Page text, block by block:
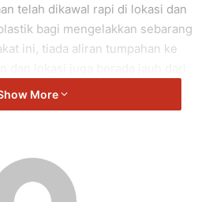
telah dikawal rapi di lokasi dan
bagi mengelakkan sebarang
ini, tiada aliran tumpahan ke
pihak bertanggungjawab serta
dijalankan.
More